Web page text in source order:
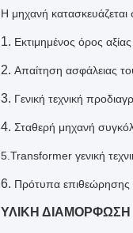
Η μηχανή
1. Εκτιμημένος όρος
2. Απαίτηση ασφάλειας
3. Γενική τεχνική
4. Σταθερή μηχανή
5.Transformer γενική
6. Πρότυπα επιθεώρησης
ΥΛΙΚΗ ΔΙΑΜΟΡΦΩΣΗ